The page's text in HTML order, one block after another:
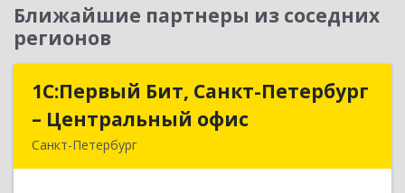
Ближайшие партнеры из соседних
регионов
1С:Первый Бит, Санкт-Петербург
– Центральный офис
Санкт-Петербург
1С:Первый Бит, Санкт-Петербург
– Центральный офис